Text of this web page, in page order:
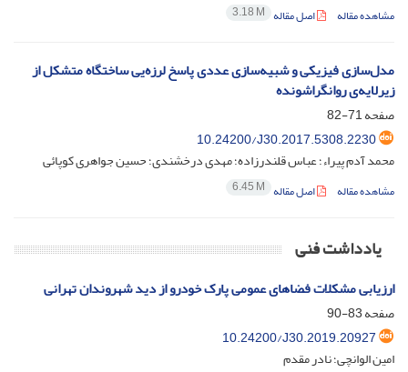
مشاهده مقاله اصل مقاله 3.18 M
مدل‌سازی فیزیکی و شبیه‌سازی عددی پاسخ لرزه‌یی ساختگاه متشکل از
زیرلایه‌ی روانگراشونده
صفحه71-82
10.24200/J30.2017.5308.2230
محمد آدم پیراء؛ عباس قلندرزاده؛ مهدی درخشندی؛ حسین جواهری کوپائی
مشاهده مقاله اصل مقاله 6.45 M
یادداشت فنی
ارزیابی مشکلات فضاهای عمومی پارک خودرو از دید شهروندان تهرانی
صفحه83-90
10.24200/J30.2019.20927
امین الوانچی؛ نادر مقدم